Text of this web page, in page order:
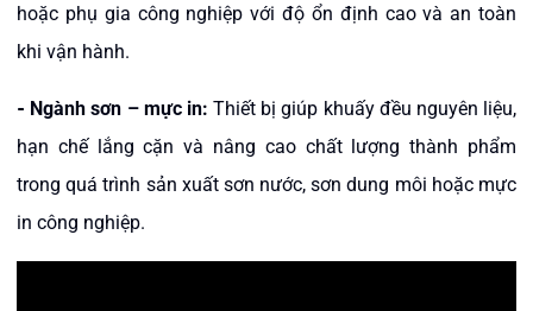
hoặc phụ gia công nghiệp với độ ổn định cao và an toàn
khi vận hành.
- Ngành sơn – mực in:Thiết bị giúp khuấy đều nguyên liệu,
hạn chế lắng cặn và nâng cao chất lượng thành phẩm
trong quá trình sản xuất sơn nước, sơn dung môi hoặc mực
in công nghiệp.